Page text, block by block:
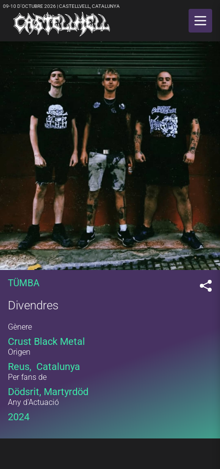
09-10 D'OCTUBRE 2026 | CASTELLVELL, CATALUNYA
TÜMBA
Divendres
Gènere
Crust Black Metal
Origen
Reus, Catalunya
Per fans de
Dödsrit, Martyrdöd
Any d'Actuació
2024